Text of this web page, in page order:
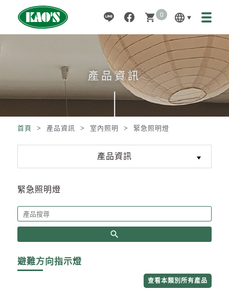
language
shopping_cart 0
產品資訊
首頁 > 產品資訊 > 室內照明 > 緊急照明燈
產品資訊
緊急照明燈
search
避難方向指示燈
查看本類別所有產品